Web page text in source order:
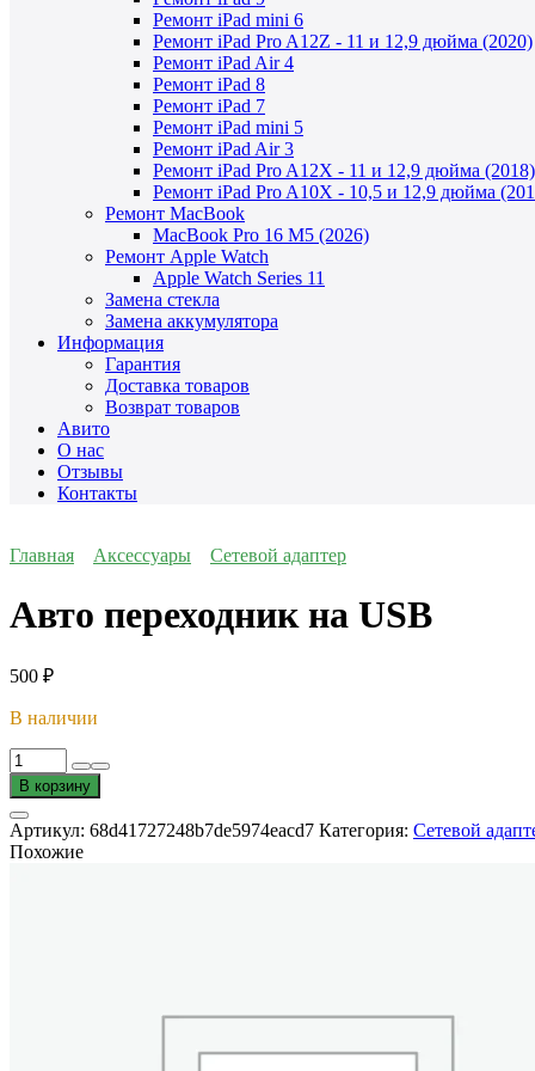
Ремонт iPad mini 6
Ремонт iPad Pro A12Z - 11 и 12,9 дюйма (2020)
Ремонт iPad Air 4
Ремонт iPad 8
Ремонт iPad 7
Ремонт iPad mini 5
Ремонт iPad Air 3
Ремонт iPad Pro A12X - 11 и 12,9 дюйма (2018)
Ремонт iPad Pro A10X - 10,5 и 12,9 дюйма
Ремонт MacBook
MacBook Pro 16 M5 (2026)
Ремонт Apple Watch
Apple Watch Series 11
Замена стекла
Замена аккумулятора
Информация
Гарантия
Доставка товаров
Возврат товаров
Авито
О нас
Отзывы
Контакты
Главная Аксессуары Сетевой адаптер
Авто переходник на USB
500 ₽
В наличии
Количество
товара
Авто
переходник
на
USB
В корзину
Артикул: 68d41727248b7de5974eacd7 Категория: Сетевой
Похожие